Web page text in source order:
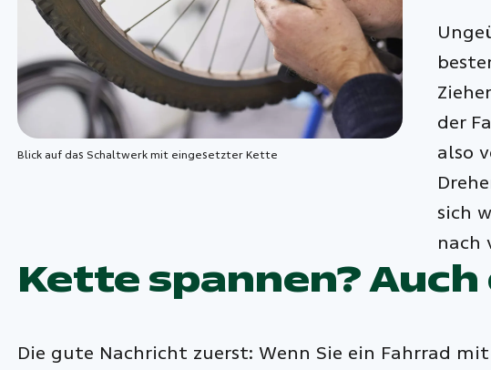
Blick auf das Schaltwerk mit eingesetzter Kette
der
also
sich
nach
Kette spannen?
Die gute Nachricht zuerst: Wenn Sie ein Fahrrad